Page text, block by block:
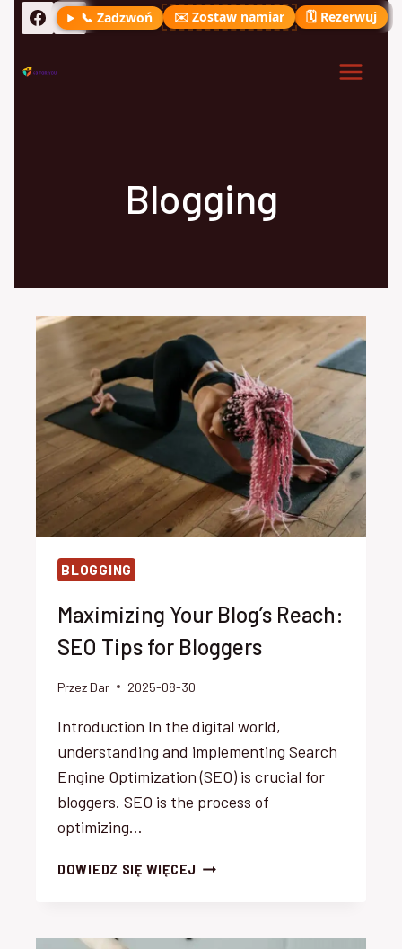
📞 Zadzwoń ✉️ Zostaw namiar 🗓️ Rezerwuj
Przejdź
do
treści
Blogging
BLOGGING
Maximizing Your Blog’s Reach:
SEO Tips for Bloggers
Przez Dar 2025-08-30
Introduction In the digital world,
understanding and implementing Search
Engine Optimization (SEO) is crucial for
bloggers. SEO is the process of
optimizing…
DOWIEDZ SIĘ WIĘCEJ MAXIMIZING